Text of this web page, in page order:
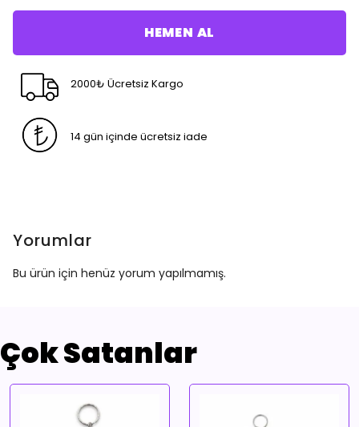
HEMEN AL
2000₺ Ücretsiz Kargo
14 gün içinde ücretsiz iade
Yorumlar
Bu ürün için henüz yorum yapılmamış.
Çok Satanlar